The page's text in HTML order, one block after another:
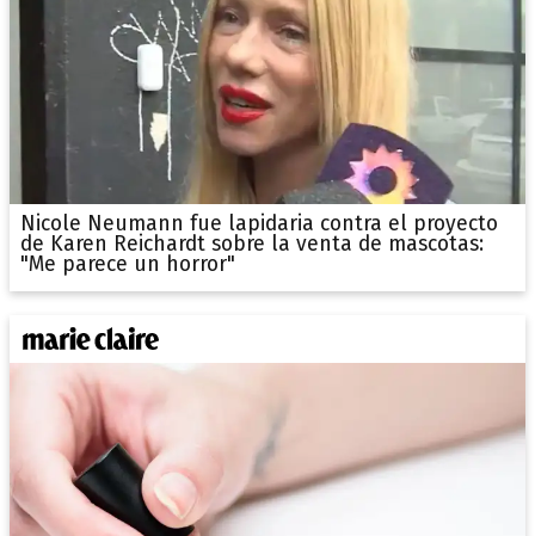
Nicole Neumann fue lapidaria contra el proyecto
de Karen Reichardt sobre la venta de mascotas:
"Me parece un horror"